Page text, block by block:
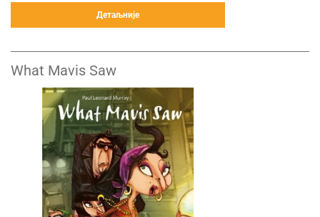
Детаљније
What Mavis Saw